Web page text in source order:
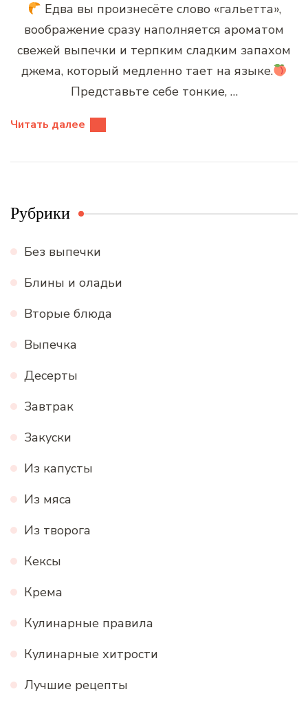
Едва вы произнесёте слово «гальетта»,
воображение сразу наполняется ароматом
свежей выпечки и терпким сладким запахом
джема, который медленно тает на языке.
Представьте себе тонкие, …
Читать далее
Рубрики
Без выпечки
Блины и оладьи
Вторые блюда
Выпечка
Десерты
Завтрак
Закуски
Из капусты
Из мяса
Из творога
Кексы
Крема
Кулинарные правила
Кулинарные хитрости
Лучшие рецепты